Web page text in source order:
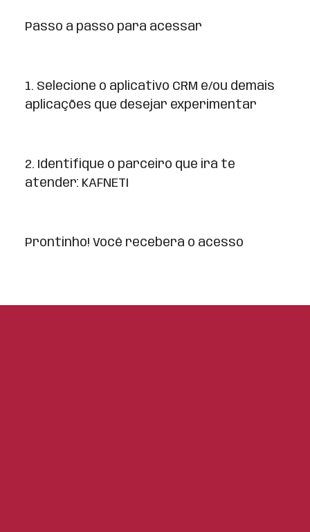
Passo a passo para acessar
1. Selecione o aplicativo CRM e/ou demais
aplicações que desejar experimentar
2. Identifique o parceiro que irá te
atender: KAFNETI
Prontinho! Você receberá o acesso